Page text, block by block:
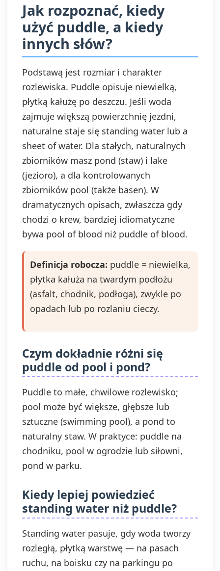
Jak rozpoznać, kiedy
użyć puddle, a kiedy
innych słów?
Podstawą jest rozmiar i charakter
rozlewiska. Puddle opisuje niewielką,
płytką kałużę po deszczu. Jeśli woda
zajmuje większą powierzchnię jezdni,
naturalne staje się standing water lub a
sheet of water. Dla stałych, naturalnych
zbiorników masz pond (staw) i lake
(jezioro), a dla kontrolowanych
zbiorników pool (także basen). W
dramatycznych opisach, zwłaszcza gdy
chodzi o krew, bardziej idiomatyczne
bywa pool of blood niż puddle of blood.
Definicja robocza: puddle = niewielka,
płytka kałuża na twardym podłożu
(asfalt, chodnik, podłoga), zwykle po
opadach lub po rozlaniu cieczy.
Czym dokładnie różni się
puddle od pool i pond?
Puddle to małe, chwilowe rozlewisko;
pool może być większe, głębsze lub
sztuczne (swimming pool), a pond to
naturalny staw. W praktyce: puddle na
chodniku, pool w ogrodzie lub siłowni,
pond w parku.
Kiedy lepiej powiedzieć
standing water niż puddle?
Standing water pasuje, gdy woda tworzy
rozległą, płytką warstwę — na pasach
ruchu, na boisku czy na parkingu po